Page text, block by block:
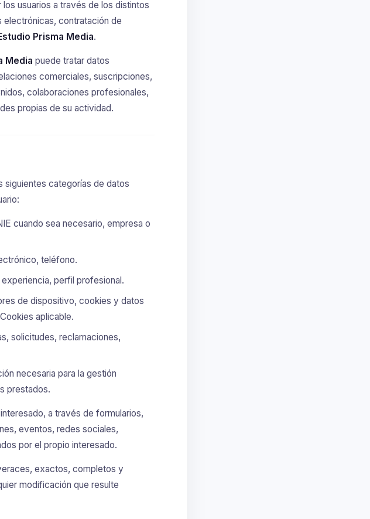
usuarios a través de los distintos
contratación de
Prisma Media.
Media puede tratar datos
comerciales, suscripciones,
colaboraciones profesionales,
propias de su actividad.
siguientes categorías de datos
cuando sea necesario, empresa o
teléfono.
perfil profesional.
de dispositivo, cookies y datos
aplicable.
solicitudes, reclamaciones,
necesaria para la gestión
prestados.
a través de formularios,
eventos, redes sociales,
por el propio interesado.
exactos, completos y
modificación que resulte